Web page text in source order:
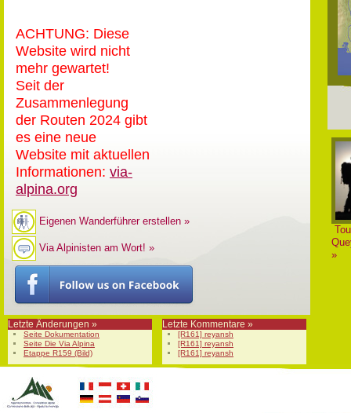
ACHTUNG: Diese
Website wird nicht
mehr gewartet!
Seit der
Zusammenlegung
der Routen 2024 gibt
es eine neue
Website mit aktuellen
Informationen: via-
alpina.org
Eigenen Wanderführer erstellen »
Via Alpinisten am Wort! »
Letzte Änderungen »
Seite Dokumentation
Seite Die Via Alpina
Etappe R159 (Bild)
Letzte Kommentare »
[R161] reyansh
[R161] reyansh
[R161] reyansh
»